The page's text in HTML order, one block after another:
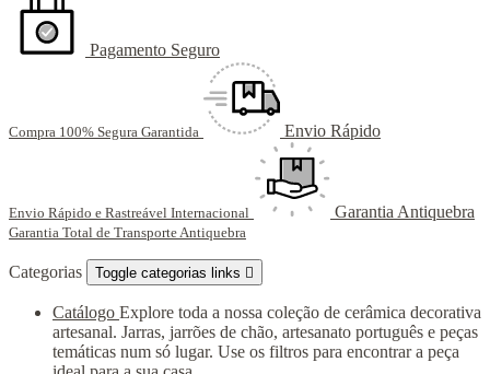
Pagamento Seguro
Compra 100% Segura Garantida Envio Rápido
Envio Rápido e Rastreável Internacional Garantia Antiquebra
Garantia Total de Transporte Antiquebra
Categorias Toggle categorias links 
Catálogo Explore toda a nossa coleção de cerâmica decorativa
artesanal. Jarras, jarrões de chão, artesanato português e peças
temáticas num só lugar. Use os filtros para encontrar a peça